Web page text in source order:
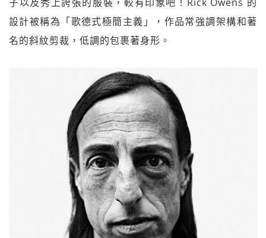
子以及秀上誇張的服裝，較有印象吧！Rick Owens 的
設計被稱為「歌德式極簡主義」，作品常強調架構和著
名的斜紋剪裁，低調的包裹著身形。